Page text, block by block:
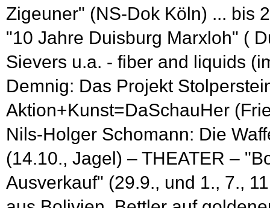
Zigeuner" (NS-Dok Köln) ... bis
"10 Jahre Duisburg Marxloh" (
Sievers u.a. - fiber and liquids
Demnig: Das Projekt
Aktion+Kunst=DaSchauHer
Nils-Holger Schomann: Die
(14.10., Jagel) – THEATER –
Ausverkauf" (29.9., und 1., 7.,